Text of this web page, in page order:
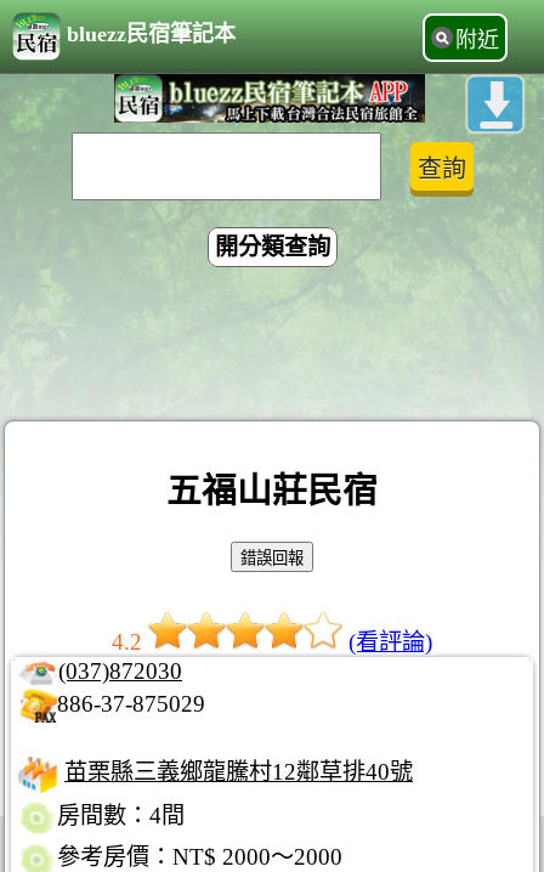
bluezz民宿筆記本 附近
開分類查詢
五福山莊民宿
4.2
(看評論)
(037)872030
886-37-875029
苗栗縣三義鄉龍騰村12鄰草排40號
房間數：4間
參考房價：NT$ 2000～2000